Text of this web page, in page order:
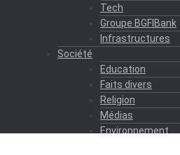
Tech
Groupe BGFIBank
Infrastructures
Société
Education
Faits divers
Religion
Médias
Environnement